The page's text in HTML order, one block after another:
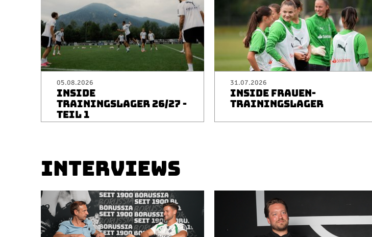
05.08.2026
INSIDE
TRAININGSLAGER 26/27 -
TEIL 1
31.07.2026
INSIDE FRAUEN-
TRAININGSLAGER
INTERVIEWS